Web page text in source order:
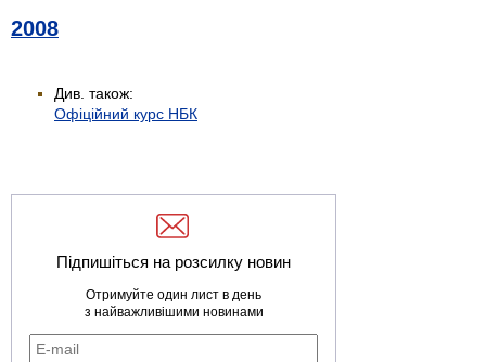
2008
Див. також:
Офіційний курс НБК
Підпишіться на розсилку новин
Отримуйте один лист в день
з найважливішими новинами